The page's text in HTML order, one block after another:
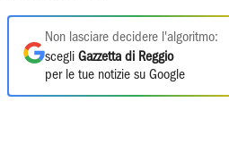
Non lasciare decidere l'algoritmo:
scegli Gazzetta di Reggio
per le tue notizie su Google